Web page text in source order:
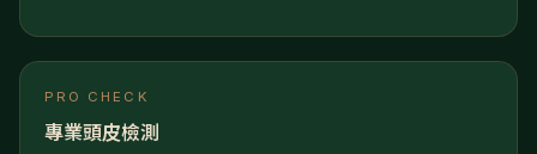
PRO CHECK
專業頭皮檢測